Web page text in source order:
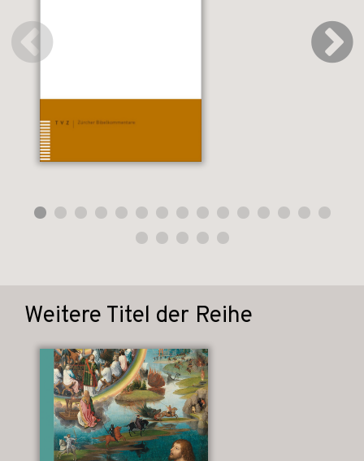
Weitere Titel der Reihe